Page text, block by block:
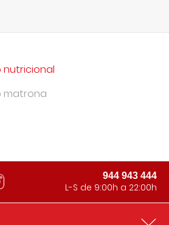
nutricional
matrona
944 943 444
L-S de 9:00h a 22:00h